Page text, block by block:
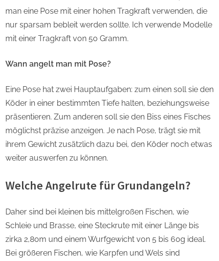
man eine Pose mit einer hohen Tragkraft verwenden, die
nur sparsam bebleit werden sollte. Ich verwende Modelle
mit einer Tragkraft von 50 Gramm.
Wann angelt man mit Pose?
Eine Pose hat zwei Hauptaufgaben: zum einen soll sie den
Köder in einer bestimmten Tiefe halten, beziehungsweise
präsentieren. Zum anderen soll sie den Biss eines Fisches
möglichst präzise anzeigen. Je nach Pose, trägt sie mit
ihrem Gewicht zusätzlich dazu bei, den Köder noch etwas
weiter auswerfen zu können.
Welche Angelrute für Grundangeln?
Daher sind bei kleinen bis mittelgroßen Fischen, wie
Schleie und Brasse, eine Steckrute mit einer Länge bis
zirka 2,80m und einem Wurfgewicht von 5 bis 60g ideal.
Bei größeren Fischen, wie Karpfen und Wels sind